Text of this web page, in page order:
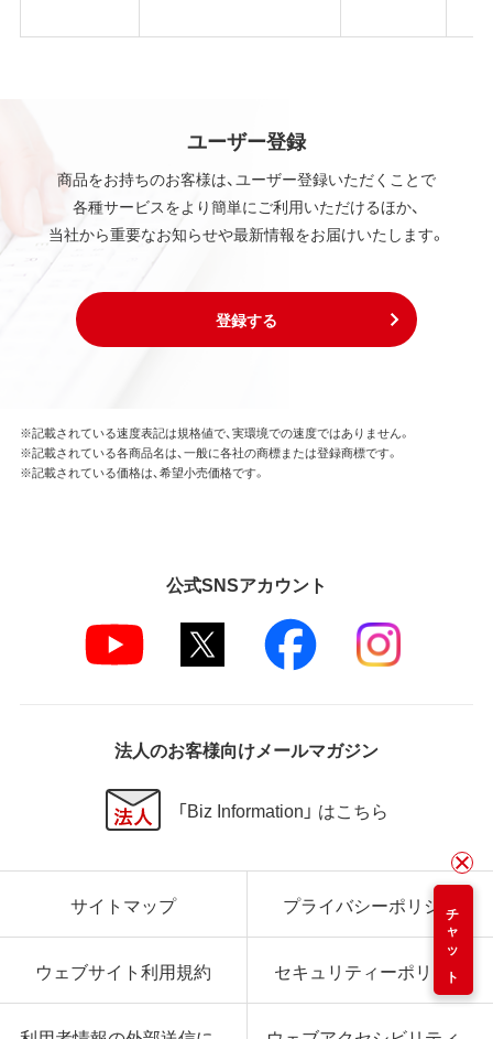
ユーザー登録
商品をお持ちのお客様は、ユーザー登録いただくことで
各種サービスをより簡単にご利用いただけるほか、
当社から重要なお知らせや最新情報をお届けいたします。
登録する
チャット
※記載されている速度表記は規格値で、実環境での速度ではありません。
※記載されている各商品名は、一般に各社の商標または登録商標です。
※記載されている価格は、希望小売価格です。
公式SNSアカウント
法人のお客様向けメールマガジン
「Biz Information」 はこちら
サイトマップ プライバシーポリシー
ウェブサイト利用規約 セキュリティーポリシー